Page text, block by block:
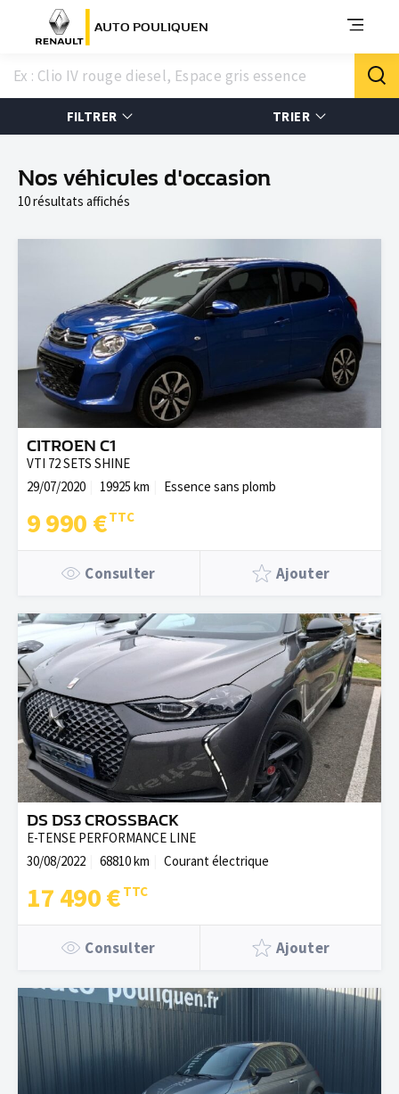
AUTO POULIQUEN
FILTRER TRIER
Nos véhicules d'occasion
10 résultats affichés
CITROEN C1
VTI 72 SETS SHINE
29/07/2020
19925 km Essence sans plomb
9 990 €
Consulter Ajouter
DS DS3 CROSSBACK
E-TENSE PERFORMANCE LINE
30/08/2022
68810 km Courant électrique
17 490 €
Consulter Ajouter